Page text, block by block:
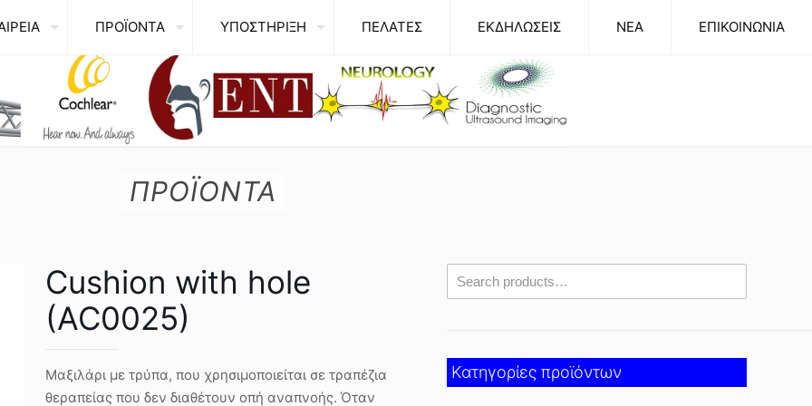
ΠΡΟΪΟΝΤΑ ΥΠΟΣΤΗΡΙΞΗ ΠΕΛΑΤΕΣ ΕΚΔΗΛΩΣΕΙΣ NEA ΕΠΙΚΟΙΝΩΝΙΑ
ΠΡΟΪΟΝΤΑ
Cushion with hole
(AC0025)
Μαξιλάρι με τρύπα, που χρησιμοποιείται σε τραπέζια
θεραπείας που δεν διαθέτουν οπή αναπνοής. Όταν
Κατηγορίες προϊόντων